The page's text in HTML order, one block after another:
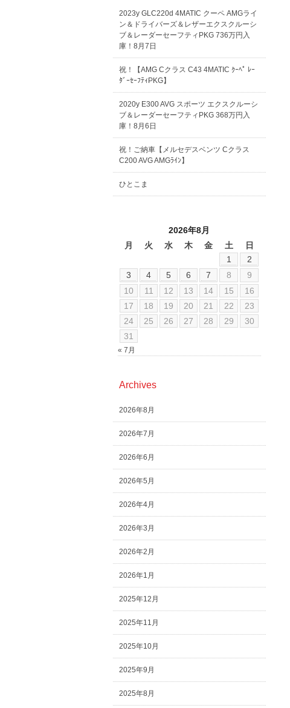
2023y GLC220d 4MATIC クーペ AMGライ
ン＆ドライバーズ＆レザーエクスクルーシ
ブ＆レーダーセーフティPKG 736万円入
庫！8月7日
祝！【AMG Cクラス C43 4MATIC ｸｰﾍﾟ ﾚｰ
ﾀﾞｰｾｰﾌﾃｨPKG】
2020y E300 AVG スポーツ エクスクルーシ
ブ＆レーダーセーフティPKG 368万円入
庫！8月6日
祝！ご納車【メルセデスベンツ Cクラス
C200 AVG AMGﾗｲﾝ】
ひとこま
2026年8月
月
火 水 木 金 土
日
1
2
3
4 5 6 7 8
9
10
11 12 13 14 15
16
17
18 19 20 21 22
23
24
25 26 27 28 29
30
31
« 7月
Archives
2026年8月
2026年7月
2026年6月
2026年5月
2026年4月
2026年3月
2026年2月
2026年1月
2025年12月
2025年11月
2025年10月
2025年9月
2025年8月